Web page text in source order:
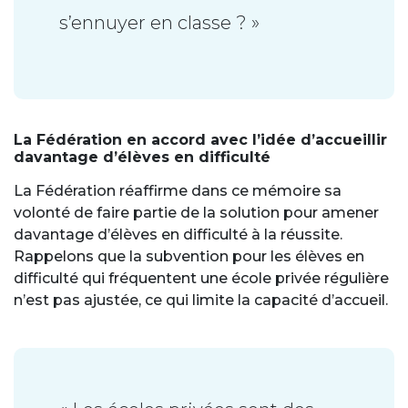
s’ennuyer en classe ? »
La Fédération en accord avec l’idée d’accueillir
davantage d’élèves en difficulté
La Fédération réaffirme dans ce mémoire sa
volonté de faire partie de la solution pour amener
davantage d’élèves en difficulté à la réussite.
Rappelons que la subvention pour les élèves en
difficulté qui fréquentent une école privée régulière
n’est pas ajustée, ce qui limite la capacité d’accueil.